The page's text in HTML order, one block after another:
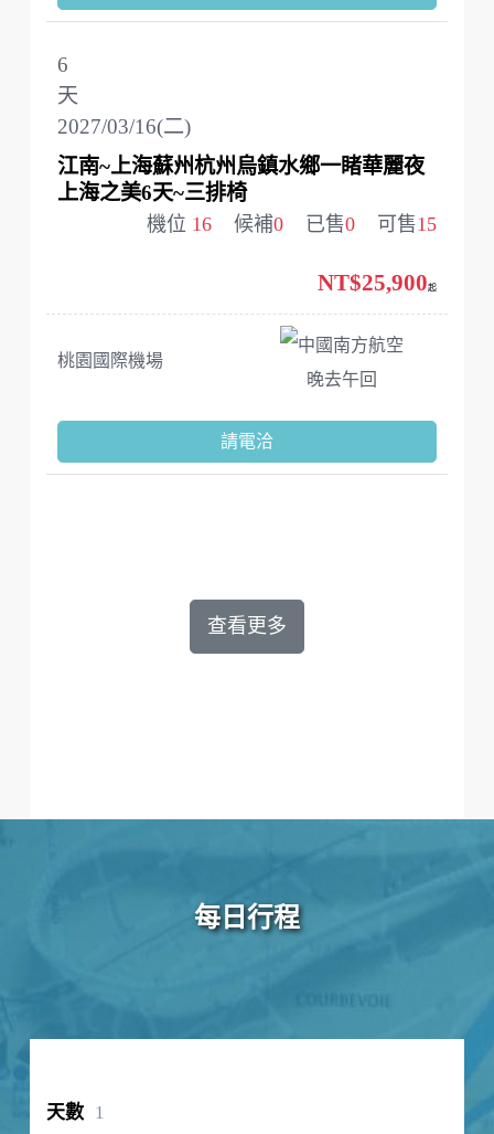
每日行程
1
2027/03/16(二)
6
天
江南~上海蘇州杭州烏鎮水鄉一睹華麗夜
上海之美6天~三排椅
機位 16 候補0 已售0 可售15
桃園國際機場
中國南方航空
晚去午回
NT$25,900起
請電洽
查看更多